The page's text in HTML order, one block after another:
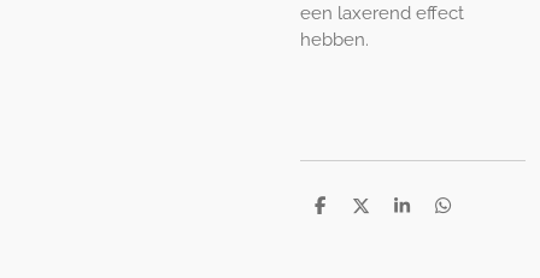
een laxerend effect
hebben.
D
D
S
D